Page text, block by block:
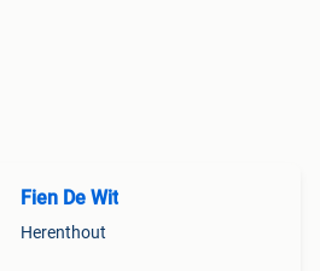
Fien De Wit
Herenthout